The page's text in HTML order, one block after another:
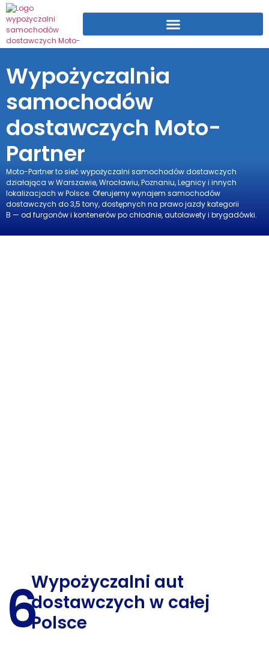
Wypożyczalnia
samochodów
dostawczych Moto-
Partner
Moto-Partner to sieć wypożyczalni samochodów dostawczych
działająca w Warszawie, Wrocławiu, Poznaniu, Legnicy i innych
lokalizacjach w Polsce. Oferujemy wynajem samochodów
dostawczych do 3,5 tony, dostępnych na prawo jazdy kategorii
B — od furgonów i kontenerów po chłodnie, autolawety i brygadówki.
6Wypożyczalni aut
dostawczych w całej
Polsce